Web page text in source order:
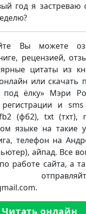
год я
Вы можете
рецензией,
цитаты из
или скачать
под ёлку» Мэри
регистрации и
(фб2), txt (тхт),
языке на такие
телефон на
айпад. Все
работе сайта, а
Читать онлайн